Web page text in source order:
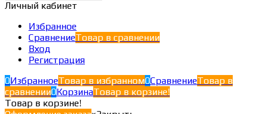
Личный кабинет
Избранное
СравнениеТовар в сравнении
Вход
Регистрация
0ИзбранноеТовар в избранном0СравнениеТовар в
сравнении0КорзинаТовар в корзине!
Товар в корзине!